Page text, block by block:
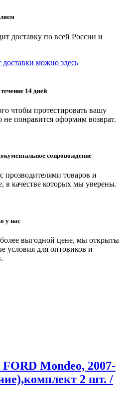
доставку по всей России и
можно здесь
14 дней
чтобы протестировать вашу
понравится оформим возврат.
сопровождение
товаров и
в качестве которых мы уверены.
у нас
выгодной цене, мы открыты
условия для оптовиков и
Mondeo, 2007-
2 шт. /